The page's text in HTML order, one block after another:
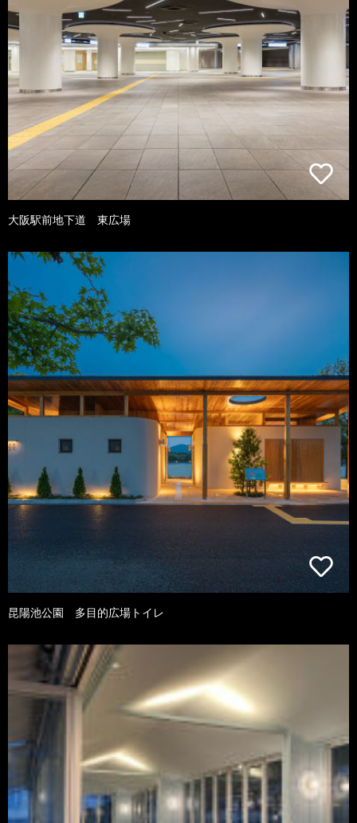
大阪駅前地下道 東広場
昆陽池公園 多目的広場トイレ